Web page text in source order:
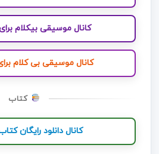
کانال موسیقی بیکلام
کانال موسیقی بی کلام
کتاب
کانال دانلود رایگان